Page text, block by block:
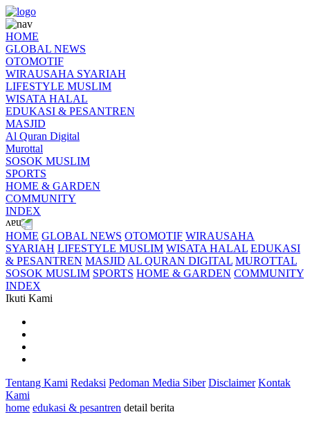
HOME
GLOBAL NEWS
OTOMOTIF
WIRAUSAHA SYARIAH
LIFESTYLE MUSLIM
WISATA HALAL
EDUKASI & PESANTREN
MASJID
Al Quran Digital
Murottal
SOSOK MUSLIM
SPORTS
HOME & GARDEN
COMMUNITY
INDEX
HOME GLOBAL NEWS OTOMOTIF WIRAUSAHA
SYARIAH LIFESTYLE MUSLIM WISATA HALAL EDUKASI
& PESANTREN MASJID AL QURAN DIGITAL MUROTTAL
SOSOK MUSLIM SPORTS HOME & GARDEN COMMUNITY
INDEX
Ikuti Kami
Tentang Kami Redaksi Pedoman Media Siber Disclaimer Kontak
Kami
home edukasi & pesantren detail berita